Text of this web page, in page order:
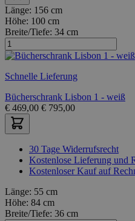
Länge: 156 cm
Höhe: 100 cm
Breite/Tiefe: 34 cm
Schnelle Lieferung
Bücherschrank Lisbon 1 - weiß
€ 469,00 € 795,00
30 Tage Widerrufsrecht
Kostenlose Lieferung und
Kostenloser Kauf auf
Länge: 55 cm
Höhe: 84 cm
Breite/Tiefe: 36 cm